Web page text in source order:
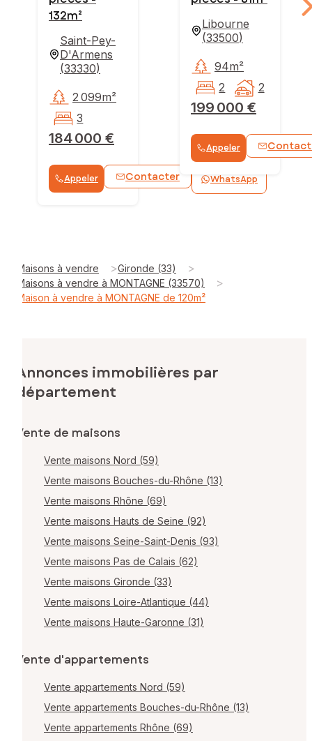
132m²
Saint-Pey-
D'Armens
(33330)
184 000 €
2 099m²
3
Appeler Contacter WhatsApp
Libourne
(33500)
199 000 €
94m²
2
2
Appeler
Maisons à vendre >Gironde (33) >
Maisons à vendre à MONTAGNE (33570) >
Maison à vendre à MONTAGNE de 120m²
Annonces immobilières par
département
Vente de maisons
Vente maisons Nord (59)
Vente maisons Bouches-du-Rhône (13)
Vente maisons Rhône (69)
Vente maisons Hauts de Seine (92)
Vente maisons Seine-Saint-Denis (93)
Vente maisons Pas de Calais (62)
Vente maisons Gironde (33)
Vente maisons Loire-Atlantique (44)
Vente maisons Haute-Garonne (31)
Vente d'appartements
Vente appartements Nord (59)
Vente appartements Bouches-du-Rhône (13)
Vente appartements Rhône (69)